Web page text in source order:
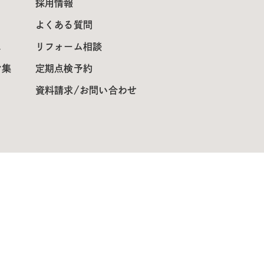
集
採用情報
よくある質問
リフォーム相談
定期点検予約
資料請求/お問い合わせ